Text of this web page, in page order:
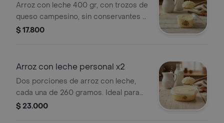
Arroz con leche 400 gr, con trozos de
queso campesino, sin conservantes y
bajo en azúcar.
$ 17.800
Arroz con leche personal x2
Dos porciones de arroz con leche,
cada una de 260 gramos. Ideal para
disfrutar en cualquier momento.
$ 23.000